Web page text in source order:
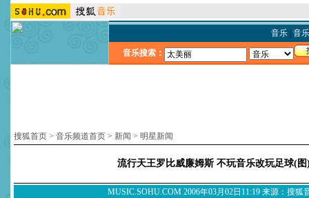
音乐| 音
音乐搜索：
搜狐首页 > 音乐频道首页 > 新闻 > 明星新闻
流行天王罗比威廉姆斯 不玩音乐改玩足球(图
MUSIC.SOHU.COM 2006年03月02日11:19 来源：搜狐